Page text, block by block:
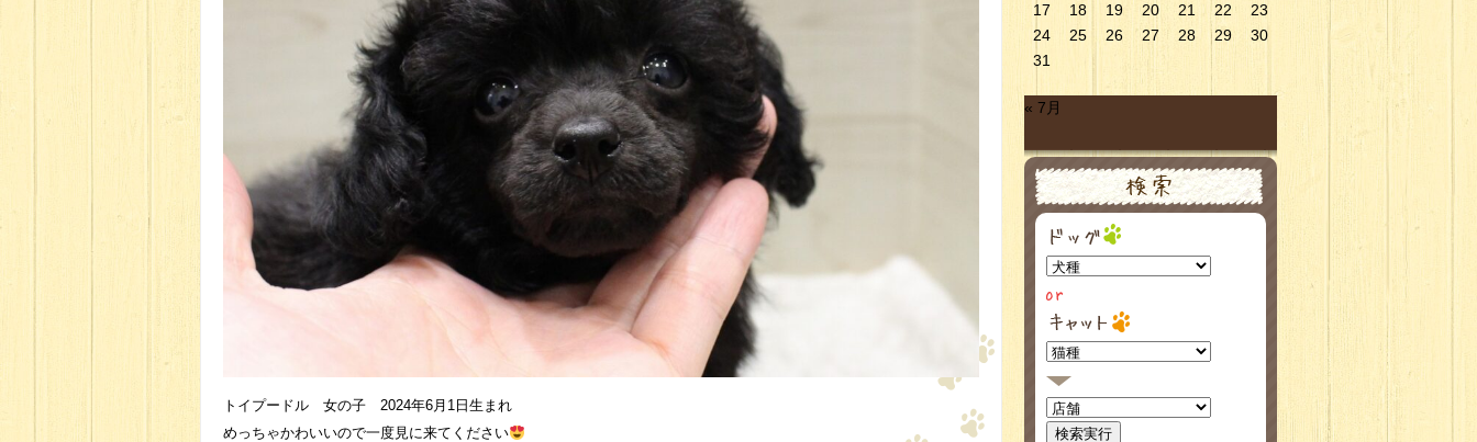
トイプードル 女の子 2024年6月1日生まれ
めっちゃかわいいので一度見に来てください
17
18 19 20 21 22
23
24
25 26 27 28 29
30
31
« 7月